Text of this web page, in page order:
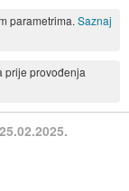
parametrima. Saznaj
prije provođenja